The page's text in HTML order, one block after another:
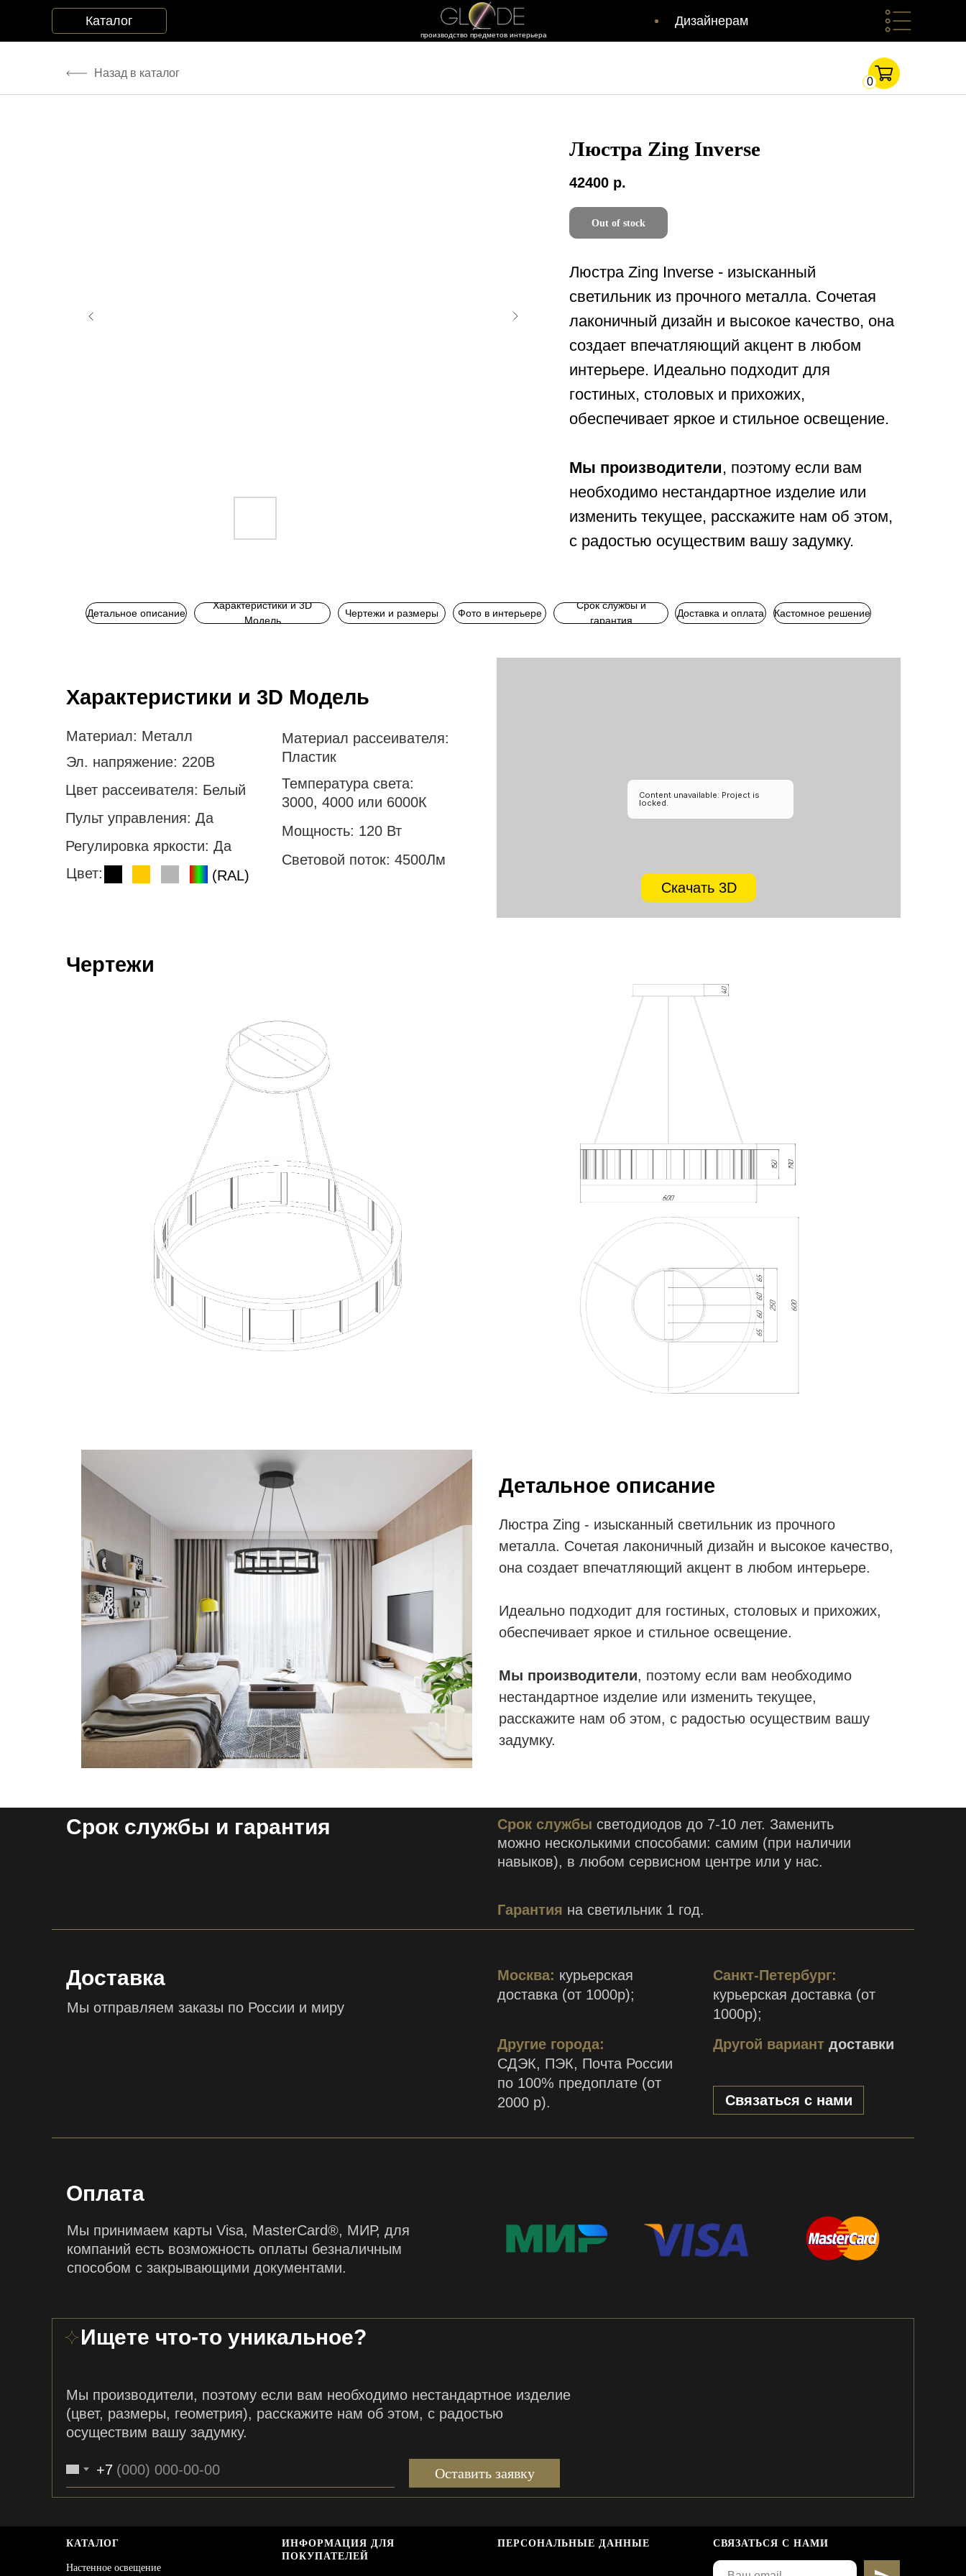
Дизайнерам
Каталог
производство предметов интерьера
Назад в каталог
0
Люстра Zing Inverse
42400 р.
Out of stock
Люстра Zing Inverse - изысканный
светильник из прочного металла. Сочетая
лаконичный дизайн и высокое качество, она
создает впечатляющий акцент в любом
интерьере. Идеально подходит для
гостиных, столовых и прихожих,
обеспечивает яркое и стильное освещение.
Мы производители, поэтому если вам
необходимо нестандартное изделие или
изменить текущее, расскажите нам об этом,
с радостью осуществим вашу задумку.
Детальное описание
Характеристики и 3D
Модель
Чертежи и размеры Фото в интерьере
Срок службы и
гарантия
Доставка и оплата Кастомное решение
Скачать 3D
Характеристики и 3D Модель
Материал: Металл
Цвет рассеивателя: Белый
Пульт управления: Да
Материал рассеивателя:
Пластик
Цвет:
Температура света:
3000, 4000 или 6000К
Регулировка яркости: Да
Эл. напряжение: 220В
Мощность: 120 Вт
(RAL)
Световой поток: 4500Лм
Чертежи
Детальное описание
Люстра Zing - изысканный светильник из прочного
металла. Сочетая лаконичный дизайн и высокое качество,
она создает впечатляющий акцент в любом интерьере.
Идеально подходит для гостиных, столовых и прихожих,
обеспечивает яркое и стильное освещение.
Мы производители, поэтому если вам необходимо
нестандартное изделие или изменить текущее,
расскажите нам об этом, с радостью осуществим вашу
задумку.
Срок службы и гарантия Срок службы светодиодов до 7-10 лет. Заменить
можно несколькими способами: самим (при наличии
навыков), в любом сервисном центре или у нас.
Гарантия на светильник 1 год.
Доставка
Мы отправляем заказы по России и миру
Москва: курьерская
доставка (от 1000р);
Санкт-Петербург:
курьерская доставка (от
1000р);
Другие города:
СДЭК, ПЭК, Почта России
по 100% предоплате (от
2000 р).
Другой вариант доставки
Связаться с нами
Оплата
Мы принимаем карты Visa, MasterCard®, МИР, для
компаний есть возможность оплаты безналичным
способом с закрывающими документами.
Мы производители, поэтому если вам необходимо нестандартное изделие
(цвет, размеры, геометрия), расскажите нам об этом, с радостью
осуществим вашу задумку.
Ищете что-то уникальное?
+7 Оставить заявку
КАТАЛОГ
Настенное освещение
ИНФОРМАЦИЯ ДЛЯ
ПОКУПАТЕЛЕЙ
ПЕРСОНАЛЬНЫЕ ДАННЫЕ СВЯЗАТЬСЯ С НАМИ